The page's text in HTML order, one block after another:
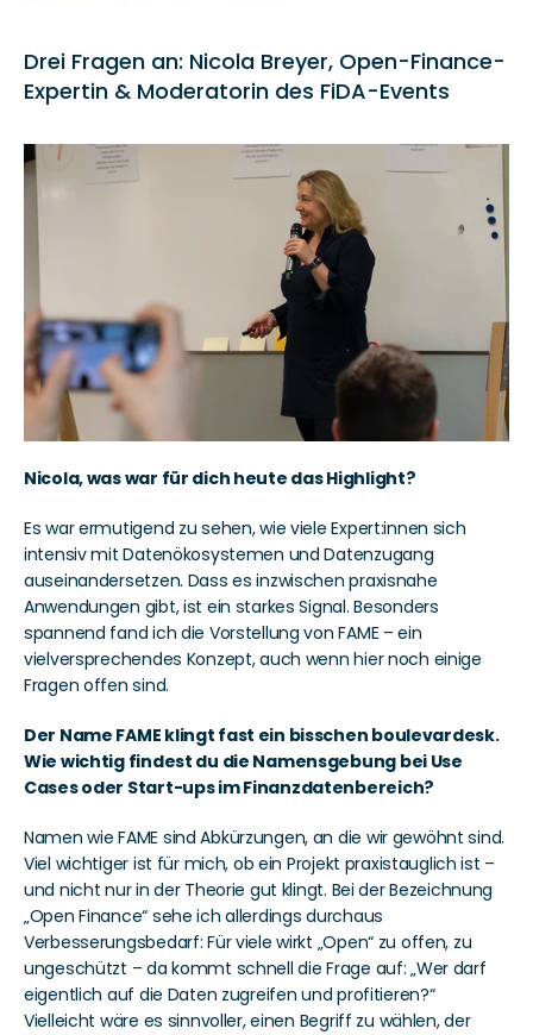
Drei Fragen an: Nicola Breyer, Open-Finance-
Expertin & Moderatorin des FiDA-Events
Nicola, was war für dich heute das Highlight?
Es war ermutigend zu sehen, wie viele Expert:innen sich
intensiv mit Datenökosystemen und Datenzugang
auseinandersetzen. Dass es inzwischen praxisnahe
Anwendungen gibt, ist ein starkes Signal. Besonders
spannend fand ich die Vorstellung von FAME – ein
vielversprechendes Konzept, auch wenn hier noch einige
Fragen offen sind.
Der Name FAME klingt fast ein bisschen boulevardesk.
Wie wichtig findest du die Namensgebung bei Use
Cases oder Start-ups im Finanzdatenbereich?
Namen wie FAME sind Abkürzungen, an die wir gewöhnt sind.
Viel wichtiger ist für mich, ob ein Projekt praxistauglich ist –
und nicht nur in der Theorie gut klingt. Bei der Bezeichnung
„Open Finance“ sehe ich allerdings durchaus
Verbesserungsbedarf: Für viele wirkt „Open“ zu offen, zu
ungeschützt – da kommt schnell die Frage auf: „Wer darf
eigentlich auf die Daten zugreifen und profitieren?“
Vielleicht wäre es sinnvoller, einen Begriff zu wählen, der